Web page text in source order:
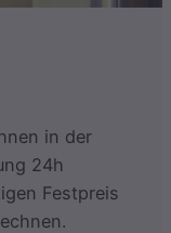
in der
24h
Festpreis